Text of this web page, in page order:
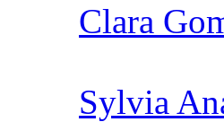
Clara
Sylvia